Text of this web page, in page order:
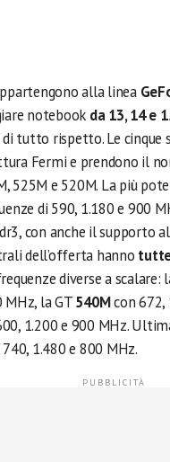
alla linea
notebook da 13, 14 e
tutto rispetto. Le cinque
Fermi e prendono il
525M e 520M. La più
di 590, 1.180 e 900
con anche il supporto
dell’offerta hanno
diverse a scalare:
MHz, la GT540Mcon 672,
1.200 e 900 MHz.
740, 1.480 e 800 MHz.